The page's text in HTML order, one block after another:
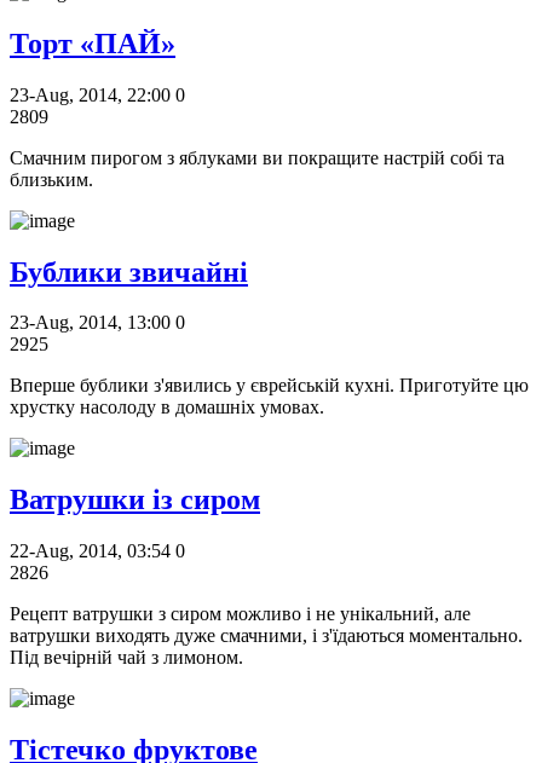
Торт «ПАЙ»
23-Aug, 2014, 22:00 0
2809
Смачним пирогом з яблуками ви покращите настрій собі та
близьким.
Бублики звичайні
23-Aug, 2014, 13:00 0
2925
Вперше бублики з'явились у єврейській кухні. Приготуйте цю
хрустку насолоду в домашніх умовах.
Ватрушки із сиром
22-Aug, 2014, 03:54 0
2826
Рецепт ватрушки з сиром можливо і не унікальний, але
ватрушки виходять дуже смачними, і з'їдаються моментально.
Під вечірній чай з лимоном.
Тістечко фруктове